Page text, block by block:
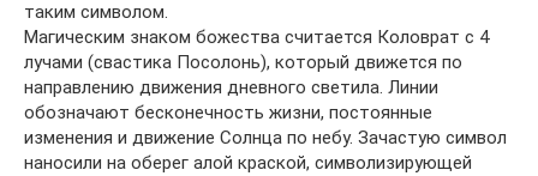
таким символом.
Магическим знаком божества считается Коловрат с 4
лучами (свастика Посолонь), который движется по
направлению движения дневного светила. Линии
обозначают бесконечность жизни, постоянные
изменения и движение Солнца по небу. Зачастую символ
наносили на оберег алой краской, символизирующей